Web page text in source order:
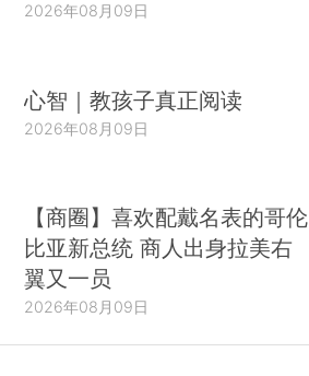
2026年08月09日
心智｜教孩子真正阅读
2026年08月09日
【商圈】喜欢配戴名表的哥伦
比亚新总统 商人出身拉美右
翼又一员
2026年08月09日